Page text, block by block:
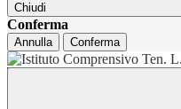
Chiudi
Conferma
Annulla Conferma